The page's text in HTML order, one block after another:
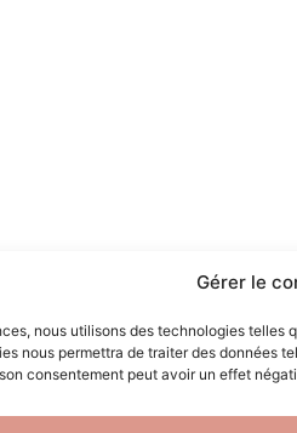
Gérer le
nous utilisons des technologies
nous permettra de traiter des données
consentement peut avoir un effet